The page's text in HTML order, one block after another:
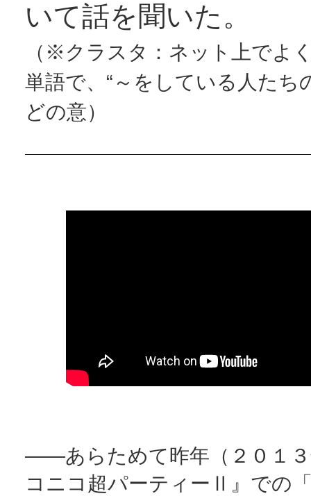
いて話を聞いた。
（※クラスタ：ネット上でよ
単語で、“～をしている人たち
どの意）
――あらためて昨年（２０１
コニコ超パーティーⅡ』での